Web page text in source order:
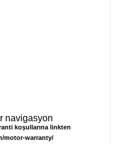
navigasyon
koşullarına linkten
motor-warranty/